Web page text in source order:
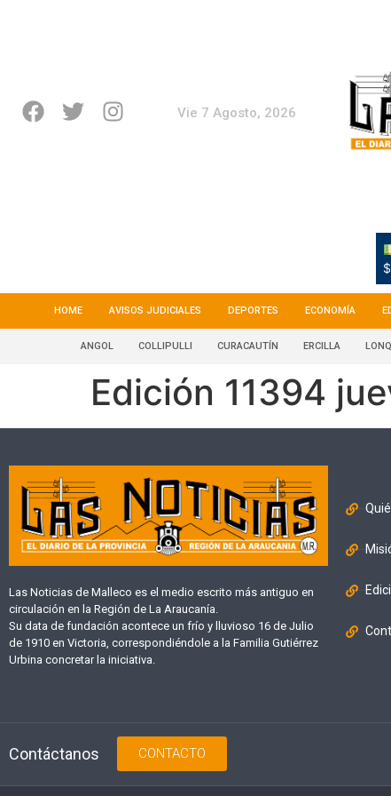
Vie 7 Agosto, 2026
HOME AVISOS JUDICIALES DEPORTES ECONOMÍA
ANGOL COLLIPULLI CURACAUTÍN ERCILLA
Edición 11394
Las Noticias de Malleco es el medio escrito más antiguo en
circulación en la Región de La Araucanía.
Su data de fundación acontece un frío y lluvioso 16 de Julio
de 1910 en Victoria, correspondiéndole a la Familia Gutiérrez
Urbina concretar la iniciativa.
Contáctanos CONTACTO